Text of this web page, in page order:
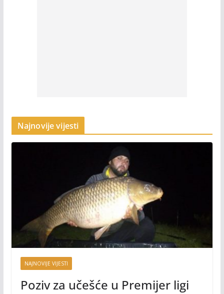
Najnovije vijesti
NAJNOVIJE VIJESTI
Poziv za učešće u Premijer ligi